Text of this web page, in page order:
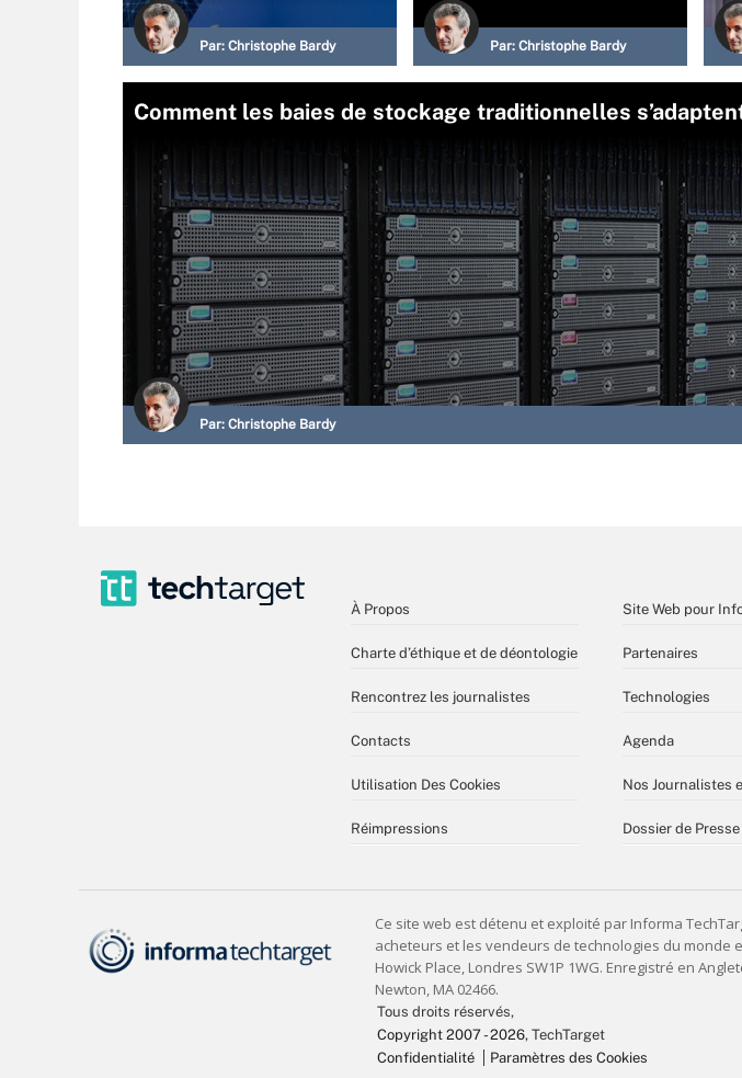
Par: Christophe Bardy Par: Christophe Bardy
Comment les baies de stockage traditionnelles
Par: Christophe Bardy
À Propos
Charte d’éthique et de déontologie
Rencontrez les journalistes
Contacts
Utilisation Des Cookies
Réimpressions
Site Web pour
Partenaires
Technologies
Agenda
Nos Journalistes
Dossier de Presse
Tous droits réservés,
Copyright 2007 - 2026, TechTarget
Confidentialité
Paramètres des Cookies